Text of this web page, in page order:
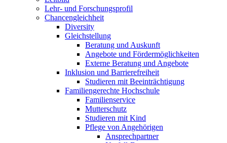
Lehr- und Forschungsprofil
Chancengleichheit
Diversity
Gleichstellung
Beratung und Auskunft
Angebote und Fördermöglichkeiten
Externe Beratung und Angebote
Inklusion und Barrierefreiheit
Studieren mit Beeinträchtigung
Familiengerechte Hochschule
Familienservice
Mutterschutz
Studieren mit Kind
Pflege von Angehörigen
Ansprechpartner